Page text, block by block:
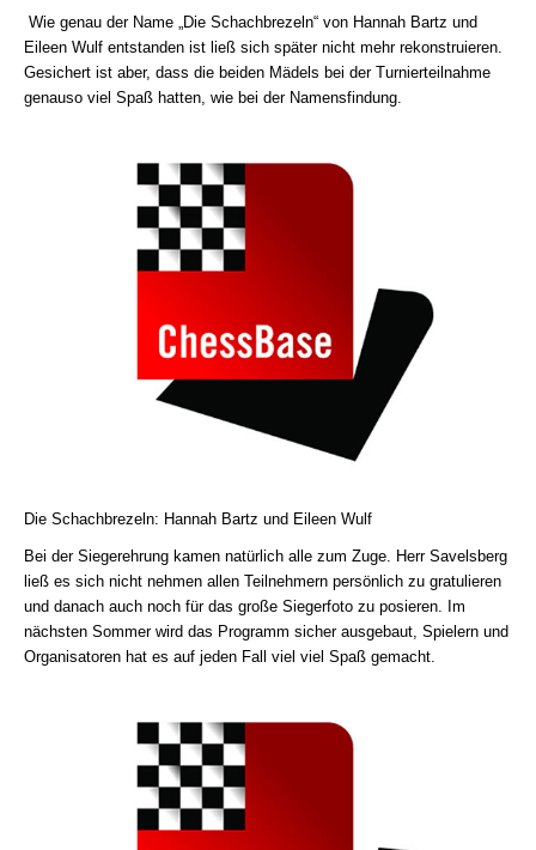
Wie genau der Name „Die Schachbrezeln“ von Hannah Bartz und
Eileen Wulf entstanden ist ließ sich später nicht mehr rekonstruieren.
Gesichert ist aber, dass die beiden Mädels bei der Turnierteilnahme
genauso viel Spaß hatten, wie bei der Namensfindung.
Die Schachbrezeln: Hannah Bartz und Eileen Wulf
Bei der Siegerehrung kamen natürlich alle zum Zuge. Herr Savelsberg
ließ es sich nicht nehmen allen Teilnehmern persönlich zu gratulieren
und danach auch noch für das große Siegerfoto zu posieren. Im
nächsten Sommer wird das Programm sicher ausgebaut, Spielern und
Organisatoren hat es auf jeden Fall viel viel Spaß gemacht.